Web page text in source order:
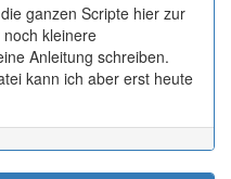
ganzen Scripte hier zur
kleinere
Anleitung schreiben.
kann ich aber erst heute